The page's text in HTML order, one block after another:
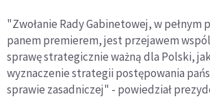
"Zwołanie Rady Gabinetowej, w pełnym
panem premierem, jest przejawem
sprawę strategicznie ważną dla Polski,
wyznaczenie strategii postępowania
sprawie zasadniczej" - powiedział